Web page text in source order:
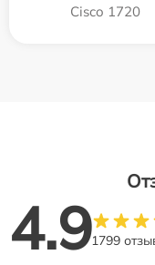
Cisco 1720
4.91799